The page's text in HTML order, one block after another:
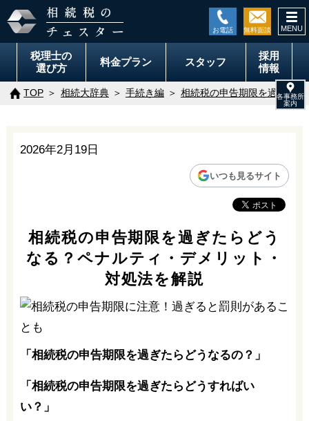
税理士の
選び方
料金プラン スタッフ
採用
情報
TOP 相続大辞典 手続き編 相続税の申告期限を過ぎた
2026年2月19日
いつも見るサイト
相続税の申告期限を過ぎたらどう
なる？ペナルティ・デメリット・
対処法を解説
「相続税の申告期限を過ぎたらどうなるの？」
「相続税の申告期限を過ぎたらどうすればい
い？」